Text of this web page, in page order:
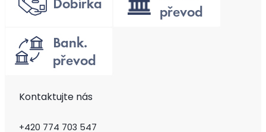
Kontaktujte nás
+420 774 703 547